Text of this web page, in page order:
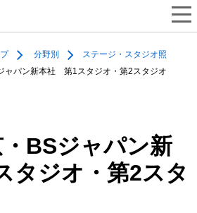
分野別
ステージ・スタジオ照
ャパン新本社 第1スタジオ・第2スタジオ
BSジャパン新
ジオ・第2スタ